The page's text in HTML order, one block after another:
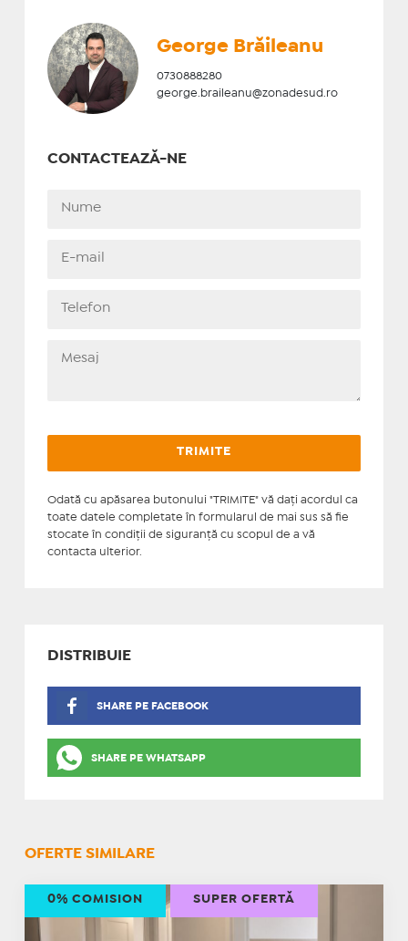
George Brăileanu
0730888280
george.braileanu@zonadesud.ro
CONTACTEAZĂ-NE
Odată cu apăsarea butonului "TRIMITE" vă daţi acordul ca
toate datele completate în formularul de mai sus să fie
stocate în condiţii de siguranţă cu scopul de a vă
contacta ulterior.
DISTRIBUIE
SHARE PE FACEBOOK
SHARE PE WHATSAPP
OFERTE SIMILARE
0% COMISION SUPER OFERTĂ